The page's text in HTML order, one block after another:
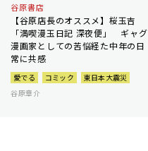
谷原書店
【谷原店長のオススメ】桜玉吉
「満喫漫玉日記 深夜便」 ギャグ
漫画家としての苦悩経た中年の日
常に共感
愛でる コミック
東日本大震災
谷原章介